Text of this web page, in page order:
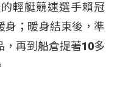
輕艇競速選手賴冠
身；暖身結束後，準
，再到船倉提著10多